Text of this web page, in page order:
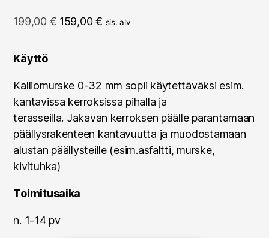
199,00€ Alkuperäinen
159,00€Nykyinen
sis. alv
Käyttö
Kalliomurske 0-32 mm sopii käytettäväksi esim.
kantavissa kerroksissa pihalla ja
terasseilla. Jakavan kerroksen päälle parantamaan
päällysrakenteen kantavuutta ja muodostamaan
alustan päällysteille (esim.asfaltti, murske,
kivituhka)
Toimitusaika
n. 1-14 pv